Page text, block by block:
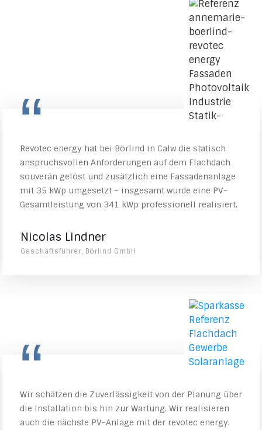
“
Revotec energy hat bei Börlind in Calw die statisch
anspruchsvollen Anforderungen auf dem Flachdach
souverän gelöst und zusätzlich eine Fassadenanlage
mit 35 kWp umgesetzt – insgesamt wurde eine PV-
Gesamtleistung von 341 kWp professionell realisiert.
Nicolas Lindner
Geschäftsführer, Börlind GmbH
“
Wir schätzen die Zuverlässigkeit von der Planung über
die Installation bis hin zur Wartung. Wir realisieren
auch die nächste PV-Anlage mit der revotec energy.